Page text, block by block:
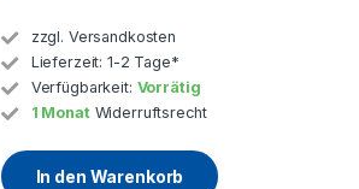
zzgl. Versandkosten
Lieferzeit: 1-2 Tage*
Verfügbarkeit: Vorrätig
1 Monat Widerruftsrecht
In den Warenkorb